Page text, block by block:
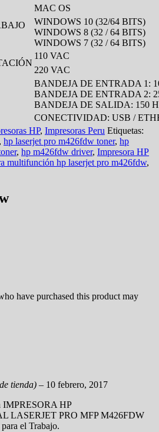
MAC OS
WINDOWS 10 (32/64 BITS)
WINDOWS 8 (32 / 64 BITS)
WINDOWS 7 (32 / 64 BITS)
110 VAC
220 VAC
BANDEJA DE ENTRADA 1:
BANDEJA DE ENTRADA 2:
BANDEJA DE SALIDA: 150
CONECTIVIDAD: USB /
HP, Impresoras Peru Etiquetas:
hp laserjet pro m426fdw toner, hp
, hp m426fdw driver, Impresora HP
multifunción hp laserjet pro m426fdw,
have purchased this product may
tienda) – 10 febrero, 2017
IMPRESORA HP
LASERJET PRO MFP M426FDW
el Trabajo.